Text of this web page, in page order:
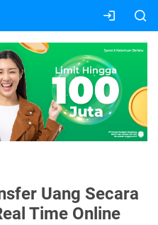
Uang Secara
Time Online